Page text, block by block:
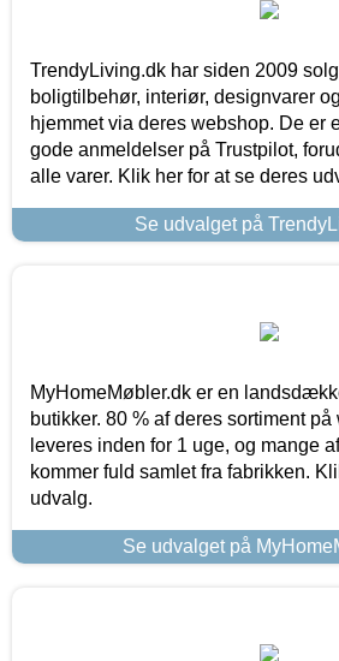
TrendyLiving.dk har siden 2009
boligtilbehør, interiør, designvarer
hjemmet via deres webshop. De er
gode anmeldelser på Trustpilot,
alle varer. Klik her for at se deres
Se udvalget på
MyHomeMøbler.dk er en
butikker. 80 % af deres sortiment
leveres inden for 1 uge, og mange
kommer fuld samlet fra fabrikken.
udvalg.
Se udvalget på